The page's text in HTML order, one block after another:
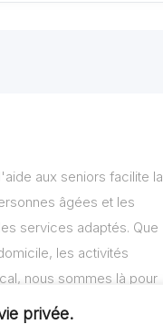
privée.
aux seniors facilite la
âgées et les
services adaptés. Que
les activités
nous sommes là pour
adaptées à vos